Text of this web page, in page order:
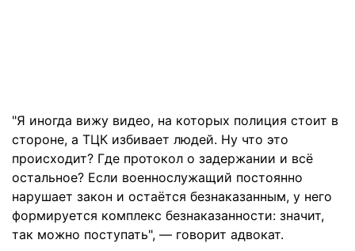
"Я иногда вижу видео, на которых полиция стоит в
стороне, а ТЦК избивает людей. Ну что это
происходит? Где протокол о задержании и всё
остальное? Если военнослужащий постоянно
нарушает закон и остаётся безнаказанным, у него
формируется комплекс безнаказанности: значит,
так можно поступать", — говорит адвокат.